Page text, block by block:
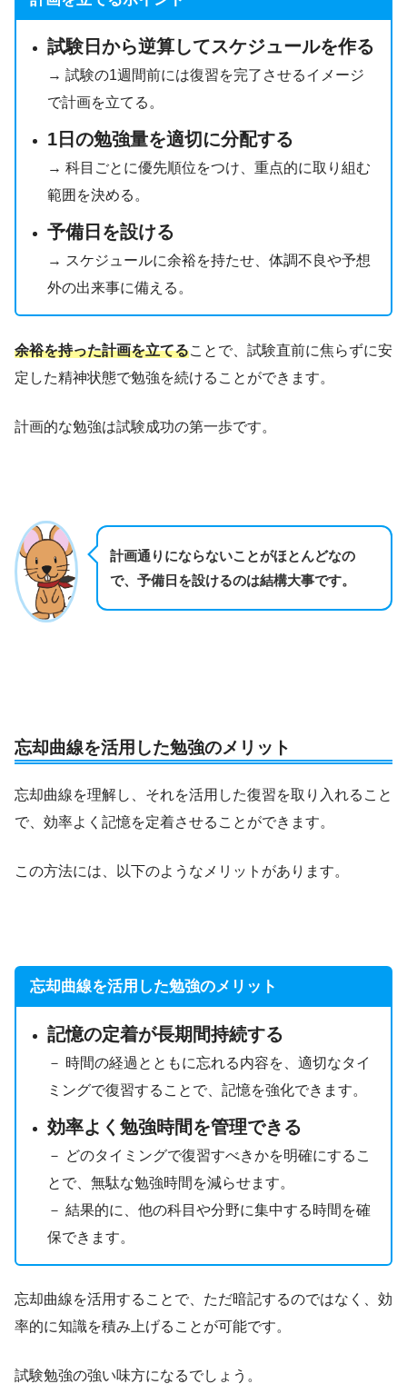
試験日から逆算してスケジュールを作る
→ 試験の1週間前には復習を完了させるイメージ
で計画を立てる。
1日の勉強量を適切に分配する
→ 科目ごとに優先順位をつけ、重点的に取り組む
範囲を決める。
予備日を設ける
→ スケジュールに余裕を持たせ、体調不良や予想
外の出来事に備える。
余裕を持った計画を立てることで、試験直前に焦らずに安
定した精神状態で勉強を続けることができます。
計画的な勉強は試験成功の第一歩です。
計画通りにならないことがほとんどなの
で、予備日を設けるのは結構大事です。
忘却曲線を活用した勉強のメリット
忘却曲線を理解し、それを活用した復習を取り入れること
で、効率よく記憶を定着させることができます。
この方法には、以下のようなメリットがあります。
忘却曲線を活用した勉強のメリット
記憶の定着が長期間持続する
－ 時間の経過とともに忘れる内容を、適切なタイ
ミングで復習することで、記憶を強化できます。
効率よく勉強時間を管理できる
－ どのタイミングで復習すべきかを明確にするこ
とで、無駄な勉強時間を減らせます。
－ 結果的に、他の科目や分野に集中する時間を確
保できます。
忘却曲線を活用することで、ただ暗記するのではなく、効
率的に知識を積み上げることが可能です。
試験勉強の強い味方になるでしょう。